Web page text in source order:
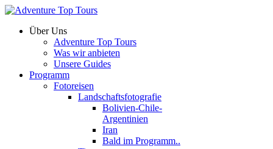
Über Uns
Adventure Top Tours
Was wir anbieten
Unsere Guides
Programm
Fotoreisen
Landschaftsfotografie
Bolivien-Chile-
Argentinien
Iran
Bald im Programm..